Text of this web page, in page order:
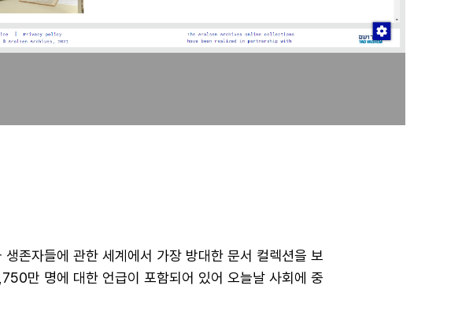
존자들에 관한 세계에서 가장 방대한 문서 컬렉션을 보
만 명에 대한 언급이 포함되어 있어 오늘날 사회에 중